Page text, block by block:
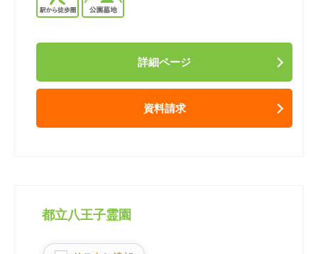
詳細ページ
資料請求
都立八王子霊園